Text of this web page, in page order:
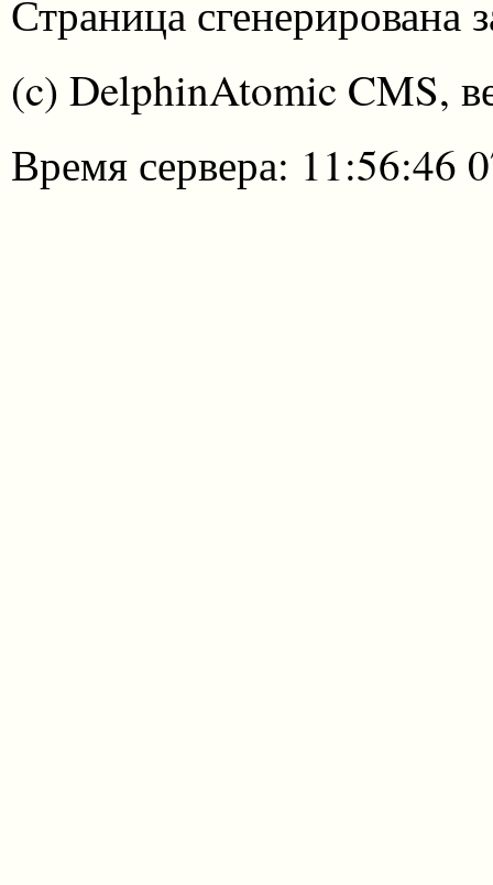
Страница сгенерирована
(c) DelphinAtomic CMS,
Время сервера: 11:56:46